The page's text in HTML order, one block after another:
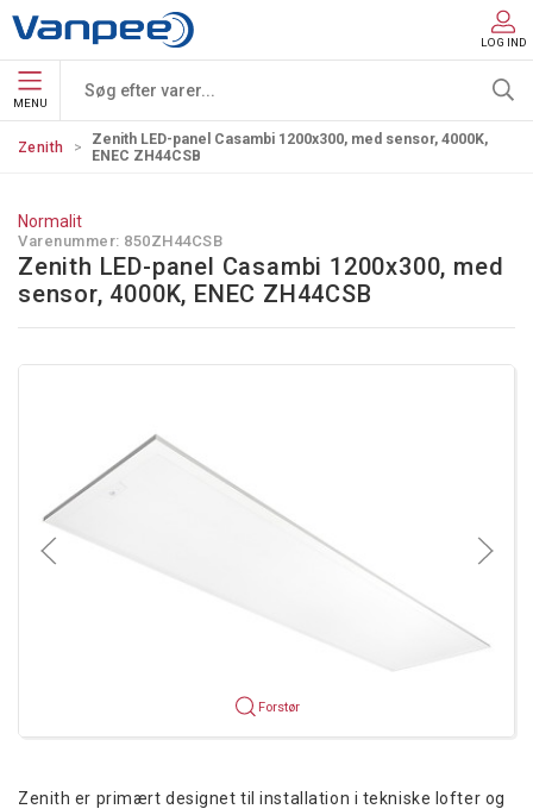
LOG IND
MENU
Zenith
Zenith LED-panel Casambi 1200x300, med sensor, 4000K,
ENEC ZH44CSB
Normalit
Varenummer: 850ZH44CSB
Zenith LED-panel Casambi 1200x300, med
sensor, 4000K, ENEC ZH44CSB
Forstør
Zenith er primært designet til installation i tekniske lofter og